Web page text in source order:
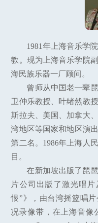
1981年上海音乐学
教。现为上海音乐学院
海民族乐器一厂顾问。
曾师从中国老一辈
卫仲乐教授、叶绪然教
斯拉夫、美国、加拿大
湾地区等国家和地区演
第二名。1986年上海人
目。
在新加坡出版了琵
片公司出版了激光唱
恨”》，由台湾摇篮唱
况录像带，在上海音像